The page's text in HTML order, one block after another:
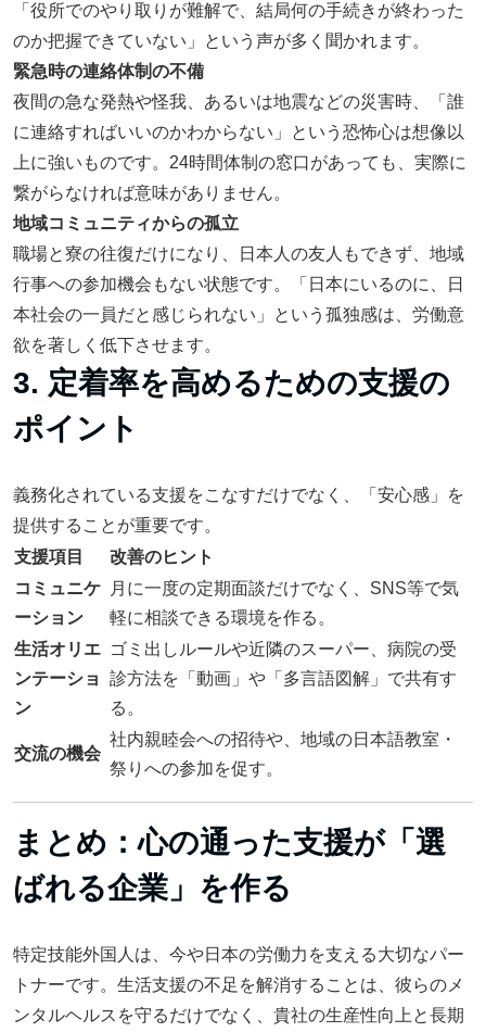
「役所でのやり取りが難解で、結局何の手続きが終わった
のか把握できていない」という声が多く聞かれます。
緊急時の連絡体制の不備
夜間の急な発熱や怪我、あるいは地震などの災害時、「誰
に連絡すればいいのかわからない」という恐怖心は想像以
上に強いものです。24時間体制の窓口があっても、実際に
繋がらなければ意味がありません。
地域コミュニティからの孤立
職場と寮の往復だけになり、日本人の友人もできず、地域
行事への参加機会もない状態です。「日本にいるのに、日
本社会の一員だと感じられない」という孤独感は、労働意
欲を著しく低下させます。
3. 定着率を高めるための支援の
ポイント
義務化されている支援をこなすだけでなく、「安心感」を
提供することが重要です。
支援項目
改善のヒント
コミュニケ
ーション
月に一度の定期面談だけでなく、SNS等で気
軽に相談できる環境を作る。
生活オリエ
ンテーショ
ン
ゴミ出しルールや近隣のスーパー、病院の受
診方法を「動画」や「多言語図解」で共有す
る。
交流の機会
社内親睦会への招待や、地域の日本語教室・
祭りへの参加を促す。
まとめ：心の通った支援が「選
ばれる企業」を作る
特定技能外国人は、今や日本の労働力を支える大切なパー
トナーです。生活支援の不足を解消することは、彼らのメ
ンタルヘルスを守るだけでなく、貴社の生産性向上と長期